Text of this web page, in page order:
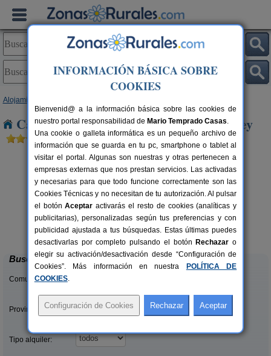
Alojamientos
Casas Rurales cerca de Robledo del Buey
11 pers.
desde30 €
Casa Las Alberquillas
El Real de San Vicente (Toledo)
Buscar
Comunidades:
Provincias/Islas:
Tipo alquiler:
INFORMACIÓN BÁSICA SOBRE
COOKIES
Bienvenid@ a la información básica sobre las cookies de
nuestro portal responsabilidad de Mario Temprado Casas.
Una cookie o galleta informática es un pequeño archivo de
información que se guarda en tu pc, smartphone o tablet al
visitar el portal. Algunas son nuestras y otras pertenecen a
empresas externas que nos prestan servicios. Las activadas
y necesarias para que todo funcione correctamente son las
Cookies Técnicas y no necesitan de tu autorización. Al pulsar
el botónAceptar activarás el resto de cookies (analíticas y
publicitarias), personalizadas según tus preferencias y con
publicidad ajustada a tus búsquedas. Estas últimas puedes
desactivarlas por completo pulsando el botón Rechazar o
elegir su activación/desactivación desde “Configuración de
Cookies”. Más información en nuestra
POLÍTICA DE
COOKIES.